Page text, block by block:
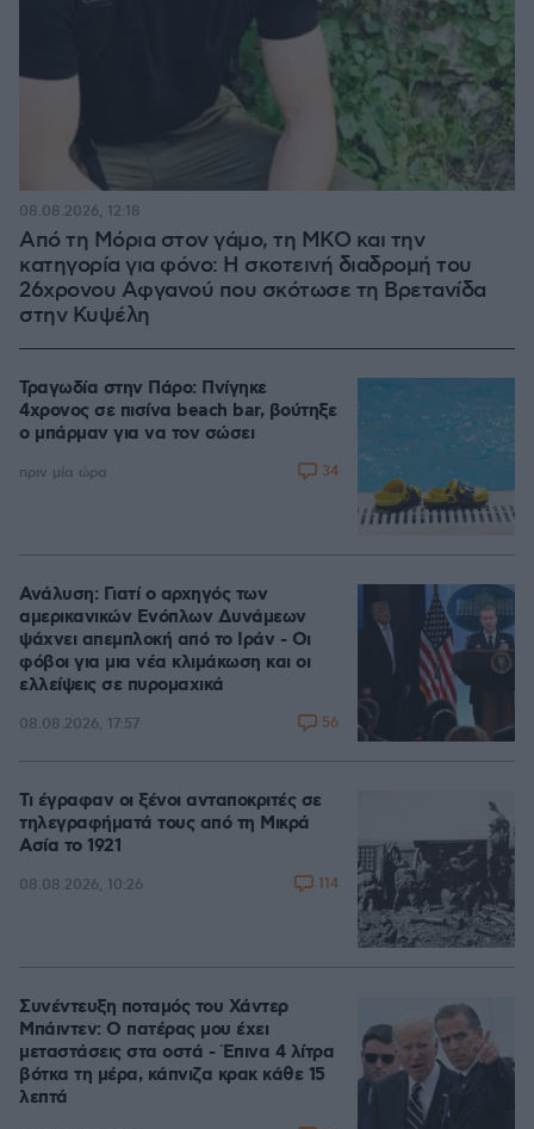
Από τη Μόρια στον γάμο, τη ΜΚΟ και την
κατηγορία για φόνο: Η σκοτεινή διαδρομή του
26χρονου Αφγανού που σκότωσε τη Βρετανίδα
στην Κυψέλη
08.08.2026, 12:18
Τραγωδία στην Πάρο: Πνίγηκε
4χρονος σε πισίνα beach bar, βούτηξε
ο μπάρμαν για να τον σώσει
πριν μία ώρα 34
Ανάλυση: Γιατί ο αρχηγός των
αμερικανικών Ενόπλων Δυνάμεων
ψάχνει απεμπλοκή από το Ιράν - Οι
φόβοι για μια νέα κλιμάκωση και οι
ελλείψεις σε πυρομαχικά
08.08.2026, 17:57 56
Τι έγραφαν οι ξένοι ανταποκριτές σε
τηλεγραφήματά τους από τη Μικρά
Ασία το 1921
08.08.2026, 10:26 114
Συνέντευξη ποταμός του Χάντερ
Μπάιντεν: Ο πατέρας μου έχει
μεταστάσεις στα οστά - Έπινα 4 λίτρα
βότκα τη μέρα, κάπνιζα κρακ κάθε 15
λεπτά